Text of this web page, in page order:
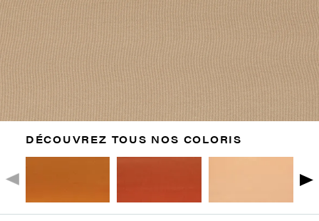
DÉCOUVREZ TOUS NOS COLORIS